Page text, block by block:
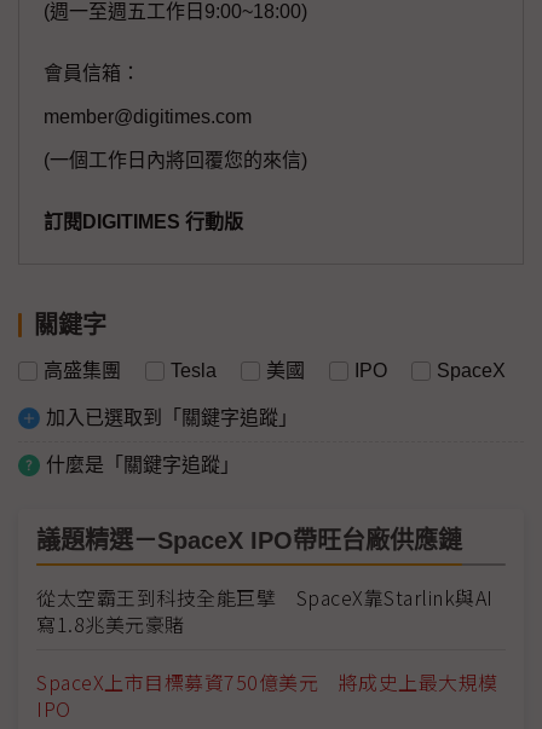
(週一至週五工作日9:00~18:00)
會員信箱：
member@digitimes.com
(一個工作日內將回覆您的來信)
訂閱DIGITIMES 行動版
關鍵字
高盛集團 Tesla 美國 IPO SpaceX
加入已選取到「關鍵字追蹤」
什麼是「關鍵字追蹤」
議題精選－SpaceX IPO帶旺台廠供應鏈
從太空霸王到科技全能巨擘 SpaceX靠Starlink與AI
寫1.8兆美元豪賭
SpaceX上市目標募資750億美元 將成史上最大規模
IPO